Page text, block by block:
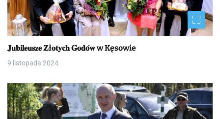
𝐉𝐮𝐛𝐢𝐥𝐞𝐮𝐬𝐳𝐞 𝐙ł𝐨𝐭𝐲𝐜𝐡 𝐆𝐨𝐝𝐨́𝐰 w Kęsowie
9 listopada 2024